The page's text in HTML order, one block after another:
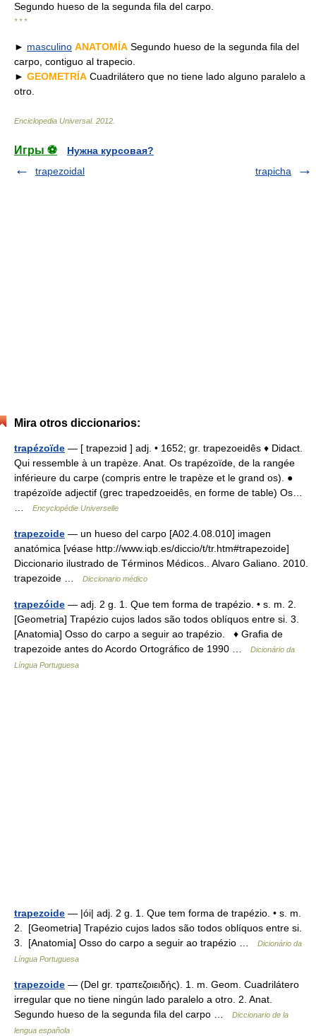
Segundo hueso de la segunda fila del carpo.
* * *
► masculino ANATOMÍA Segundo hueso de la segunda fila del
carpo, contiguo al trapecio.
► GEOMETRÍA Cuadrilátero que no tiene lado alguno paralelo a
otro.
Enciclopedia Universal. 2012
Игры ⚽
Нужна курсовая?
trapezoidal
trapicha
Mira otros diccionarios:
trapézoïde — [ trapezɔid ] adj. • 1652; gr. trapezoeidês ♦ Didact.
Qui ressemble à un trapèze. Anat. Os trapézoïde, de la rangée
inférieure du carpe (compris entre le trapèze et le grand os). ●
trapézoïde adjectif (grec trapedzoeidês, en forme de table) Os…
Encyclopédie Universelle
trapezoide — un hueso del carpo [A02.4.08.010] imagen
anatómica [véase http://www.iqb.es/diccio/t/tr.htm#trapezoide]
Diccionario ilustrado de Términos Médicos.. Alvaro Galiano. 2010.
trapezoide …
Diccionario médico
trapezóide — adj. 2 g. 1. Que tem forma de trapézio. • s. m. 2.
[Geometria] Trapézio cujos lados são todos oblíquos entre si. 3.
[Anatomia] Osso do carpo a seguir ao trapézio. ♦ Grafia de
trapezoide antes do Acordo Ortográfico de 1990 …
Dicionário da
Língua Portuguesa
trapezoide — |ói| adj. 2 g. 1. Que tem forma de trapézio. • s. m.
2. [Geometria] Trapézio cujos lados são todos oblíquos entre si.
3. [Anatomia] Osso do carpo a seguir ao trapézio …
Dicionário da
Língua Portuguesa
trapezoide — (Del gr. τραπεζοιειδής). 1. m. Geom. Cuadrilátero
irregular que no tiene ningún lado paralelo a otro. 2. Anat.
Segundo hueso de la segunda fila del carpo …
Diccionario de la
lengua española